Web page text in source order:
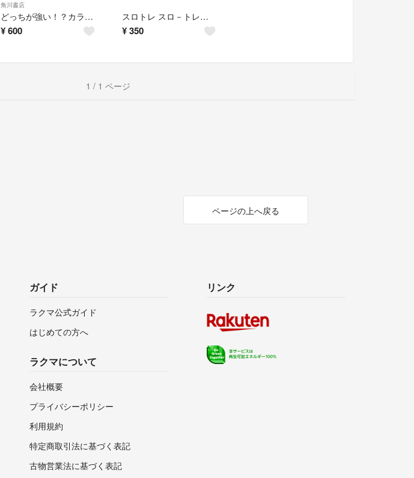
角川書店
どっちが強い！？カラスvsコウモリ 危険な鳥獣エアバトル
¥600
スロトレ スロ－トレ－ニングダイエット
¥ 350
1 / 1 ページ
ページの上へ戻る
ガイド
ラクマ公式ガイド
はじめての方へ
ラクマについて
会社概要
プライバシーポリシー
利用規約
特定商取引法に基づく表記
古物営業法に基づく表記
リンク